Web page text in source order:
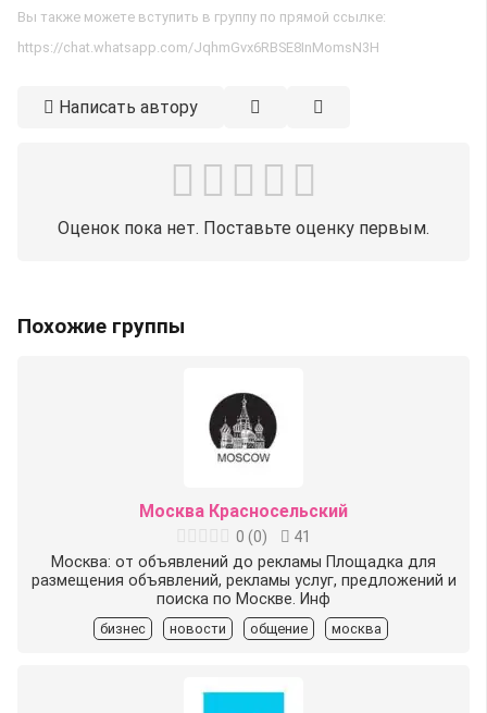
Вы также можете вступить в группу по прямой ссылке:
https://chat.whatsapp.com/JqhmGvx6RBSE8InMomsN3H
Написать автору
Оценок пока нет. Поставьте оценку первым.
Похожие группы
Москва Красносельский
0 (0)
41
Москва: от объявлений до рекламы Площадка для
размещения объявлений, рекламы услуг, предложений и
поиска по Москве. Инф
бизнес новости общение москва